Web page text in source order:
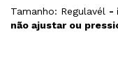
Tamanho: Regulavél -
não ajustar ou